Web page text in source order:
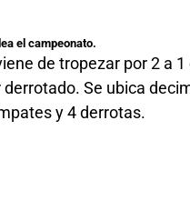
el campeonato.
de tropezar por 2 a
Se ubica
y 4 derrotas.